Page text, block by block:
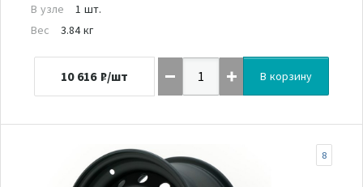
В узле
1 шт.
Вес
3.84 кг
10 616 ₽/шт В корзину
8